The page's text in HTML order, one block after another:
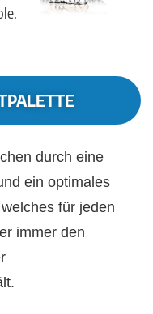
durch eine
ein optimales
für jeden
immer den